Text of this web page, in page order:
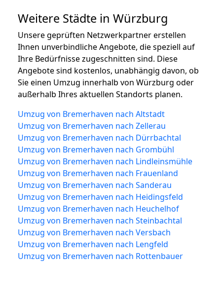
Weitere Städte in Würzburg
Unsere geprüften Netzwerkpartner erstellen
Ihnen unverbindliche Angebote, die speziell auf
Ihre Bedürfnisse zugeschnitten sind. Diese
Angebote sind kostenlos, unabhängig davon, ob
Sie einen Umzug innerhalb von Würzburg oder
außerhalb Ihres aktuellen Standorts planen.
Umzug von Bremerhaven nach Altstadt
Umzug von Bremerhaven nach Zellerau
Umzug von Bremerhaven nach Dürrbachtal
Umzug von Bremerhaven nach Grombühl
Umzug von Bremerhaven nach Lindleinsmühle
Umzug von Bremerhaven nach Frauenland
Umzug von Bremerhaven nach Sanderau
Umzug von Bremerhaven nach Heidingsfeld
Umzug von Bremerhaven nach Heuchelhof
Umzug von Bremerhaven nach Steinbachtal
Umzug von Bremerhaven nach Versbach
Umzug von Bremerhaven nach Lengfeld
Umzug von Bremerhaven nach Rottenbauer